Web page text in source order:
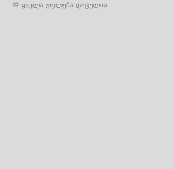
© ყველა უფლება დაცულია